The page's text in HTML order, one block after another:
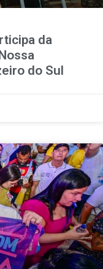
da
do Sul